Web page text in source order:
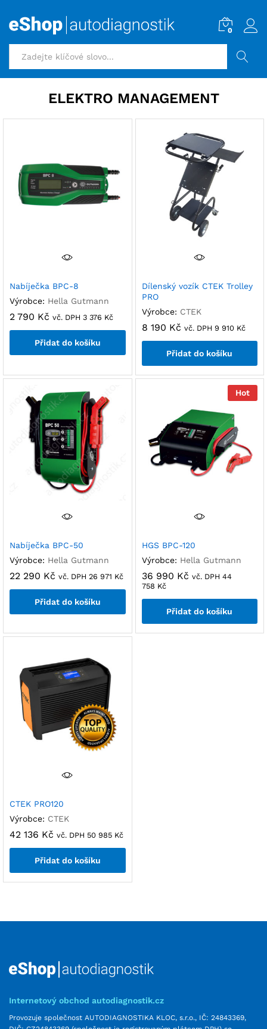
0
ELEKTRO MANAGEMENT
Nabíječka BPC-8
Výrobce: Hella Gutmann
2 790 Kč vč. DPH 3 376 Kč
Přidat do košíku
Dílenský vozík CTEK Trolley
PRO
Výrobce: CTEK
8 190 Kč vč. DPH 9 910 Kč
Přidat do košíku
Nabíječka BPC-50
Výrobce: Hella Gutmann
22 290 Kč vč. DPH 26 971 Kč
Přidat do košíku
Hot
HGS BPC-120
Výrobce: Hella Gutmann
36 990 Kč vč. DPH 44
758 Kč
Přidat do košíku
CTEK PRO120
Výrobce: CTEK
42 136 Kč vč. DPH 50 985 Kč
Přidat do košíku
Internetový obchod autodiagnostik.cz
Provozuje společnost AUTODIAGNOSTIKA KLOC, s.r.o., IČ: 24843369,